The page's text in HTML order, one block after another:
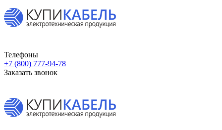
Телефоны
+7 (800) 777-94-78
Заказать звонок